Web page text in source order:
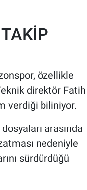
özellikle
direktör Fatih
verdiği biliniyor.
arasında
nedeniyle
sürdürdüğü